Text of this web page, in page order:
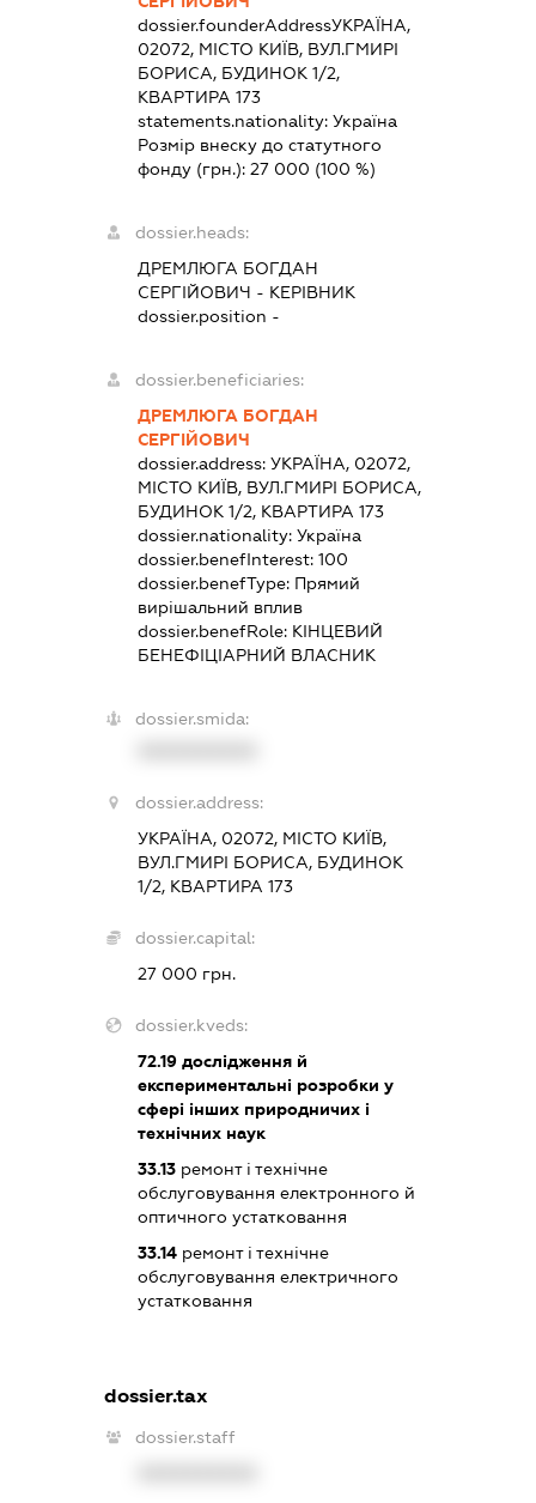
dossier.founderAddressУКРАЇНА,
02072, МІСТО КИЇВ, ВУЛ.ГМИРІ
БОРИСА, БУДИНОК 1/2,
КВАРТИРА 173
statements.nationality: Україна
Розмір внеску до статутного
фонду (грн.): 27 000 (100 %)
dossier.heads:
ДРЕМЛЮГА БОГДАН
СЕРГІЙОВИЧ - КЕРІВНИК
dossier.position -
dossier.beneficiaries:
ДРЕМЛЮГА БОГДАН
СЕРГІЙОВИЧ
dossier.address: УКРАЇНА, 02072,
МІСТО КИЇВ, ВУЛ.ГМИРІ БОРИСА,
БУДИНОК 1/2, КВАРТИРА 173
dossier.nationality: Україна
dossier.benefInterest: 100
dossier.benefType: Прямий
вирішальний вплив
dossier.benefRole: КІНЦЕВИЙ
БЕНЕФІЦІАРНИЙ ВЛАСНИК
dossier.smida:
dossier.address:
УКРАЇНА, 02072, МІСТО КИЇВ,
ВУЛ.ГМИРІ БОРИСА, БУДИНОК
1/2, КВАРТИРА 173
dossier.capital:
27 000 грн.
dossier.kveds:
72.19дослідження й
експериментальні розробки у
сфері інших природничих і
технічних наук
33.13ремонт і технічне
обслуговування електронного й
оптичного устатковання
33.14ремонт і технічне
обслуговування електричного
устатковання
dossier.tax
dossier.staff